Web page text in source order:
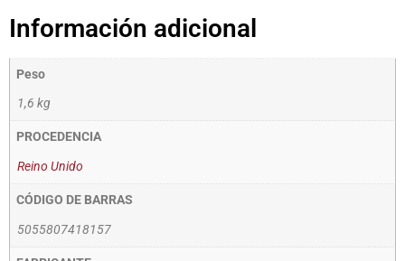
Información adicional
Peso
1,6 kg
PROCEDENCIA
Reino Unido
CÓDIGO DE BARRAS
5055807418157